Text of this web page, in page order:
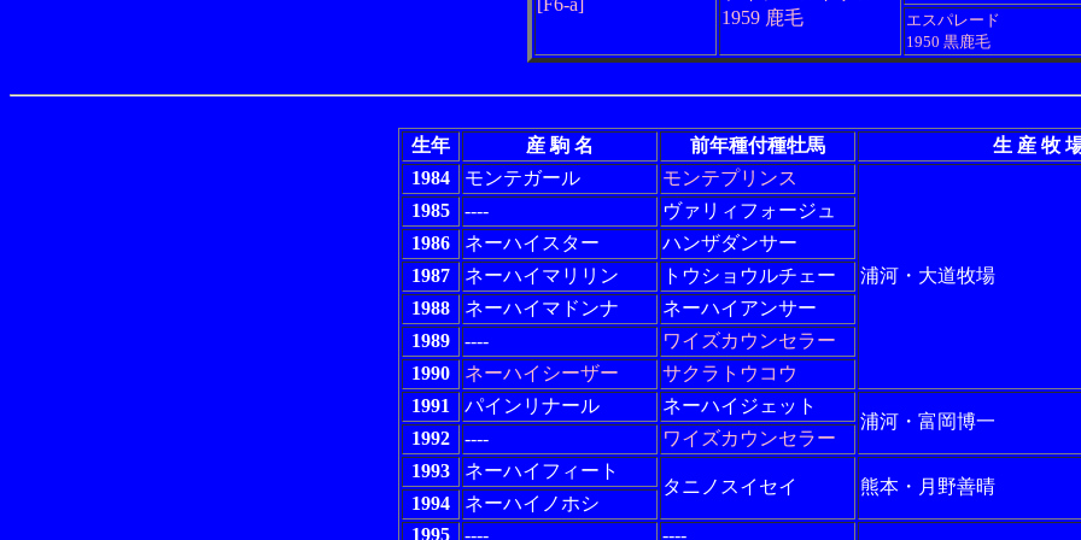
[F6-a]
1959 鹿毛
エスパレード
1950 黒鹿毛
生年 産 駒 名 前年種付種牡馬
生 産 牧
1984
モンテガール モンテプリンス
浦河・大道牧場
1985 ----
ヴァリィフォージュ
1986
ネーハイスター
ハンザダンサー
1987
ネーハイマリリン
トウショウルチェー
1988
ネーハイマドンナ
ネーハイアンサー
1989
----
ワイズカウンセラー
1990
ネーハイシーザー
サクラトウコウ
1991
パインリナール ネーハイジェット
浦河・富岡博一
1992
----
ワイズカウンセラー
1993
ネーハイフィート
タニノスイセイ
熊本・月野善晴
1994
ネーハイノホシ
1995
---- ----